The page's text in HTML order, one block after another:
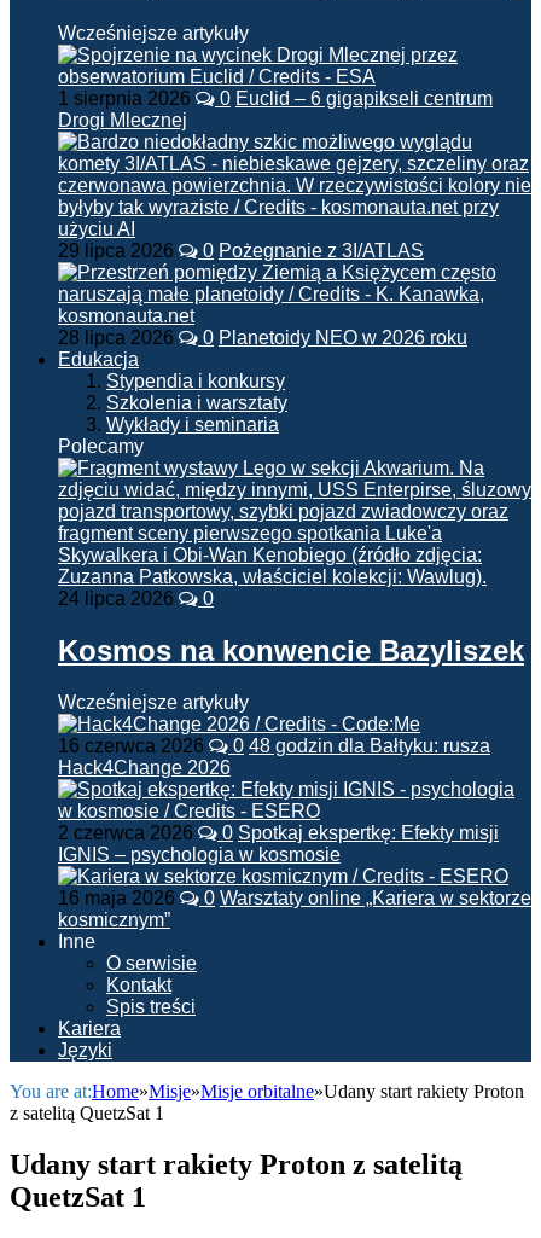
Wcześniejsze artykuły
1 sierpnia 2026 0 Euclid – 6 gigapikseli centrum
Drogi Mlecznej
29 lipca 2026 0 Pożegnanie z 3I/ATLAS
28 lipca 2026 0 Planetoidy NEO w 2026 roku
Edukacja
Stypendia i konkursy
Szkolenia i warsztaty
Wykłady i seminaria
Polecamy
24 lipca 2026 0
Kosmos na konwencie Bazyliszek
Wcześniejsze artykuły
16 czerwca 2026 0 48 godzin dla Bałtyku: rusza
Hack4Change 2026
2 czerwca 2026 0 Spotkaj ekspertkę: Efekty misji
IGNIS – psychologia w kosmosie
16 maja 2026 0 Warsztaty online „Kariera w sektorze
kosmicznym”
Inne
O serwisie
Kontakt
Spis treści
Kariera
Języki
You are at:Home»Misje»Misje orbitalne»Udany start rakiety Proton
z satelitą QuetzSat 1
Udany start rakiety Proton z satelitą
QuetzSat 1